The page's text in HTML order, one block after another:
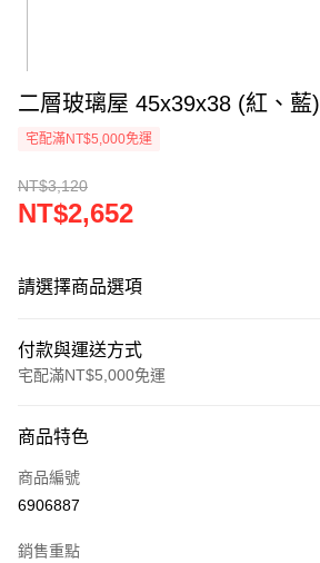
二層玻璃屋 45x39x38 (紅、藍)
宅配滿NT$5,000免運
NT$3,120
NT$2,652
請選擇商品選項
付款與運送方式
宅配滿NT$5,000免運
信用卡一次付款
LINE Pay
商品特色
商品編號
6906887
銷售重點